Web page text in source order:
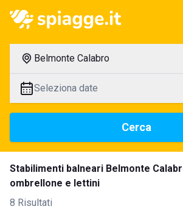
Belmonte Calabro
Seleziona date
Cerca
Stabilimenti balneari Belmonte
ombrellone e lettini
8 Risultati